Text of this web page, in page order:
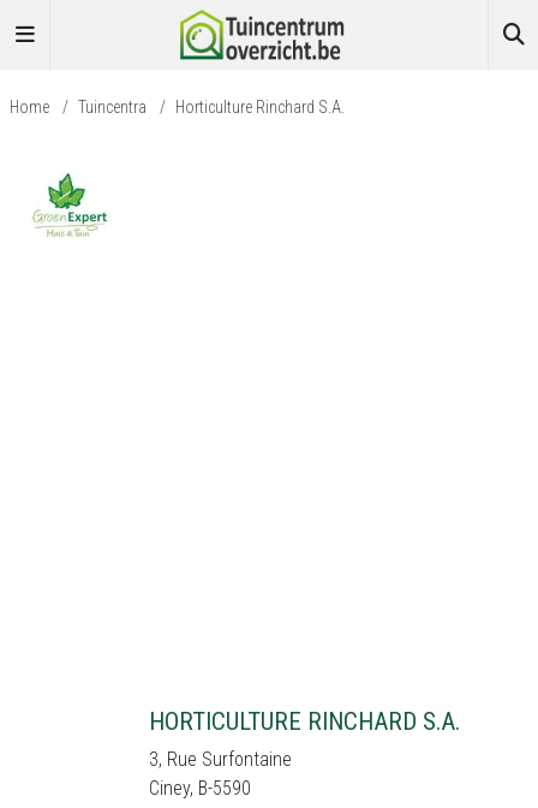
Home / Tuincentra / Horticulture Rinchard S.A.
HORTICULTURE RINCHARD S.A.
3, Rue Surfontaine
Ciney, B-5590